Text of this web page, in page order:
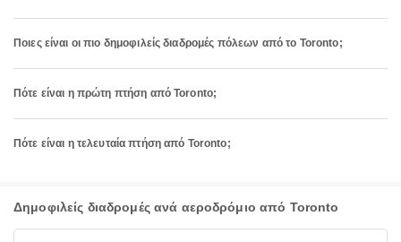
Ποιες είναι οι πιο δημοφιλείς διαδρομές πόλεων από το Toronto;
Πότε είναι η πρώτη πτήση από Toronto;
Πότε είναι η τελευταία πτήση από Toronto;
Δημοφιλείς διαδρομές ανά αεροδρόμιο από Toronto